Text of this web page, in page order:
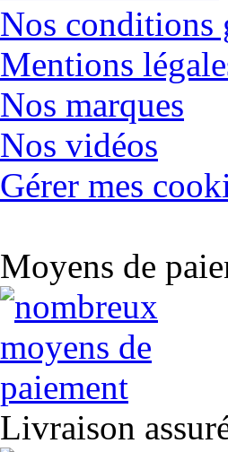
Nos conditions
Mentions
Nos marques
Nos vidéos
Gérer mes
Moyens de
Livraison